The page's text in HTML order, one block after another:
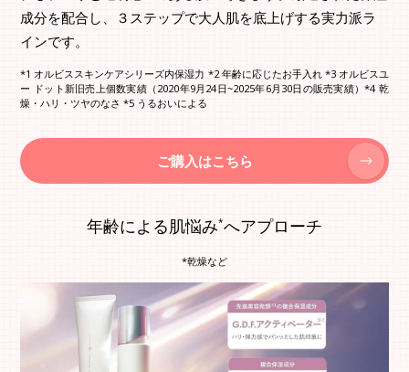
成分を配合し、３ステップで大人肌を底上げする実力派ラ
インです。
*1 オルビススキンケアシリーズ内保湿力 *2 年齢に応じたお手入れ *3 オルビスユ
ー ドット新旧売上個数実績（2020年9月24日~2025年6月30日の販売実績）*4 乾
燥・ハリ・ツヤのなさ *5 うるおいによる
ご購入はこちら
年齢による肌悩み*へアプローチ
*乾燥など